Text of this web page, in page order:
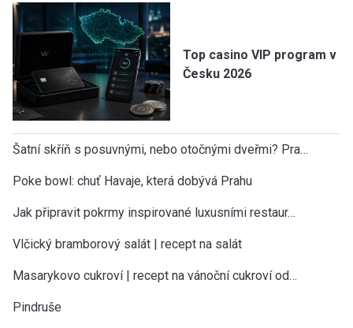
Top casino VIP program v
Česku 2026
Šatní skříň s posuvnými, nebo otočnými dveřmi? Pra…
Poke bowl: chuť Havaje, která dobývá Prahu
Jak připravit pokrmy inspirované luxusními restaur…
Vlčický bramborový salát | recept na salát
Masarykovo cukroví | recept na vánoční cukroví od…
Pindruše